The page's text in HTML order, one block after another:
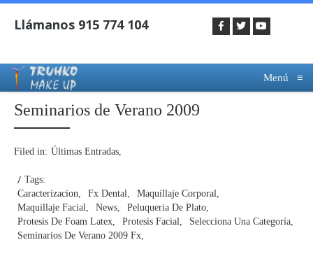
Menú ≡
Seminarios de Verano 2009
Filed in: Últimas Entradas
Tags:
Caracterizacion
Fx Dental
Maquillaje Corporal
Maquillaje Facial
News
Peluqueria De Plato
Protesis De Foam Latex
Protesis Facial
Selecciona Una Categoría
Seminarios De Verano 2009 Fx